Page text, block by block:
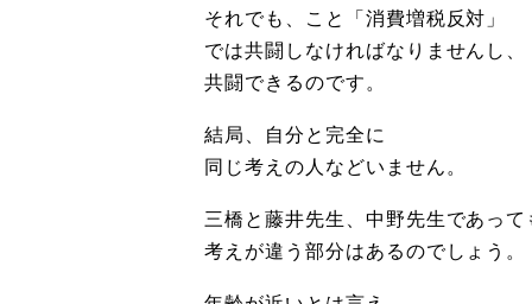
それでも、こと「消費増税反対」
では共闘しなければなりませんし、
共闘できるのです。
結局、自分と完全に
同じ考えの人などいません。
三橋と藤井先生、中野先生であって
考えが違う部分はあるのでしょう。